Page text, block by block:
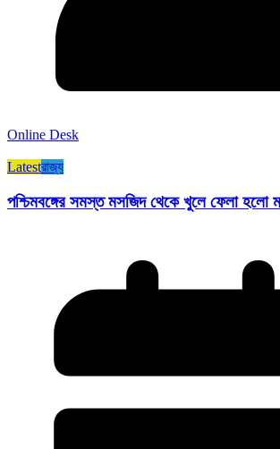
Online Desk
Latestরাজ্য​
পশ্চিমবঙ্গের সমস্ত মসজিদ থেকে খুলে ফেলা হলো